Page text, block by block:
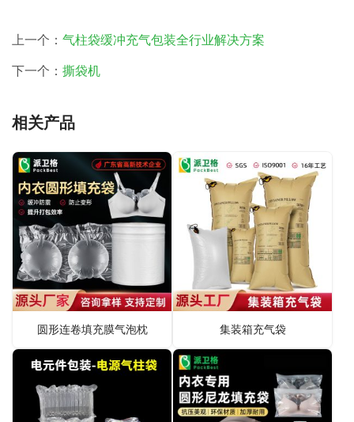
上一个： 气柱袋缓冲充气包装全行业解决方案
下一个： 撕袋机
相关产品
圆形连卷填充膜气泡枕 集装箱充气袋